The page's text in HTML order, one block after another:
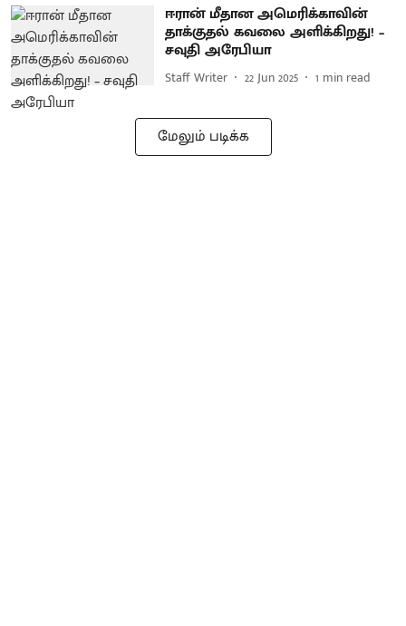
ஈரான் மீதான அமெரிக்காவின்
தாக்குதல் கவலை அளிக்கிறது! –
சவுதி அரேபியா
Staff Writer 22 Jun 2025 1 min read
மேலும் படிக்க